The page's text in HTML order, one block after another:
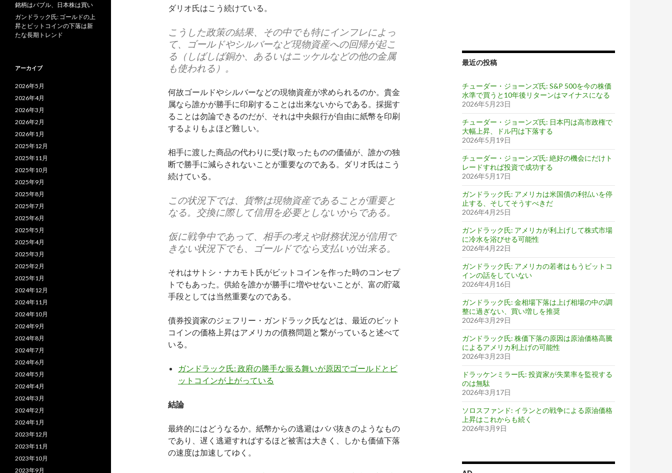
ダリオ氏はこう続けている。
こうした政策の結果、その中でも特にインフレによっ
て、ゴールドやシルバーなど現物資産への回帰が起こ
る（しばしば銅か、あるいはニッケルなどの他の金属
も使われる）。
何故ゴールドやシルバーなどの現物資産が求められるのか。貴金
属なら誰かが勝手に印刷することは出来ないからである。採掘す
ることは勿論できるのだが、それは中央銀行が自由に紙幣を印刷
するよりもよほど難しい。
相手に渡した商品の代わりに受け取ったものの価値が、誰かの独
断で勝手に減らされないことが重要なのである。ダリオ氏はこう
続けている。
この状況下では、貨幣は現物資産であることが重要と
なる。交換に際して信用を必要としないからである。
仮に戦争中であって、相手の考えや財務状況が信用で
きない状況下でも、ゴールドでなら支払いが出来る。
それはサトシ・ナカモト氏がビットコインを作った時のコンセプ
トでもあった。供給を誰かが勝手に増やせないことが、富の貯蔵
手段としては当然重要なのである。
債券投資家のジェフリー・ガンドラック氏などは、最近のビット
コインの価格上昇はアメリカの債務問題と繋がっていると述べて
いる。
ガンドラック氏: 政府の勝手な振る舞いが原因でゴールドとビ
ットコインが上がっている
結論
最終的にはどうなるか。紙幣からの逃避はババ抜きのようなもの
であり、遅く逃避すればするほど被害は大きく、しかも価値下落
の速度は加速してゆく。
最近の投稿
チューダー・ジョーンズ氏: S&P 500を今の株価
水準で買うと10年後リターンはマイナスになる
2026年5月23日
チューダー・ジョーンズ氏: 日本円は高市政権で
大幅上昇、ドル円は下落する
2026年5月19日
チューダー・ジョーンズ氏: 絶好の機会にだけト
レードすれば投資で成功する
2026年5月17日
ガンドラック氏: アメリカは米国債の利払いを停
止する、そしてそうすべきだ
2026年4月25日
ガンドラック氏: アメリカが利上げして株式市場
に冷水を浴びせる可能性
2026年4月22日
ガンドラック氏: アメリカの若者はもうビットコ
インの話をしていない
2026年4月16日
ガンドラック氏: 金相場下落は上げ相場の中の調
整に過ぎない、買い増しを推奨
2026年3月29日
ガンドラック氏: 株価下落の原因は原油価格高騰
によるアメリカ利上げの可能性
2026年3月23日
ドラッケンミラー氏: 投資家が失業率を監視する
のは無駄
2026年3月17日
ソロスファンド: イランとの戦争による原油価格
上昇はこれからも続く
2026年3月9日
銘柄はバブル、日本株は買い
ガンドラック氏: ゴールドの上
昇とビットコインの下落は新
たな長期トレンド
アーカイブ
2026年5月
2026年4月
2026年3月
2026年2月
2026年1月
2025年12月
2025年11月
2025年10月
2025年9月
2025年8月
2025年7月
2025年6月
2025年5月
2025年4月
2025年3月
2025年2月
2025年1月
2024年12月
2024年11月
2024年10月
2024年9月
2024年8月
2024年7月
2024年6月
2024年5月
2024年4月
2024年3月
2024年2月
2024年1月
2023年12月
2023年11月
2023年10月
2023年9月